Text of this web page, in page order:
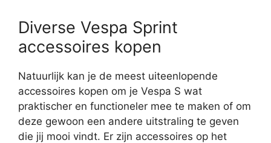
Diverse Vespa Sprint
accessoires kopen
Natuurlijk kan je de meest uiteenlopende
accessoires kopen om je Vespa S wat
praktischer en functioneler mee te maken of om
deze gewoon een andere uitstraling te geven
die jij mooi vindt. Er zijn accessoires op het